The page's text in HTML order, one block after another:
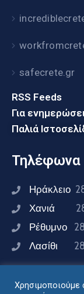
safecrete.gr
RSS Feeds
Για
Παλιά
Τηλέφωνα
Ηράκλειο
Χανιά
Ρέθυμνο
Λασίθι
Χρησιμοποιούμε